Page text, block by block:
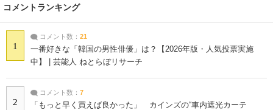
コメントランキング
1
コメント数： 21
一番好きな「韓国の男性俳優」は？【2026年版・人気投票実施
中】 | 芸能人 ねとらぼリサーチ
2
コメント数： 7
「もっと早く買えば良かった」 カインズの“車内遮光カーテ